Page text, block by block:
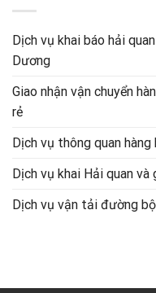
Dịch vụ khai báo hải
Dương
Giao nhận vận chuyển
rẻ
Dịch vụ thông quan
Dịch vụ khai Hải quan
Dịch vụ vận tải đường